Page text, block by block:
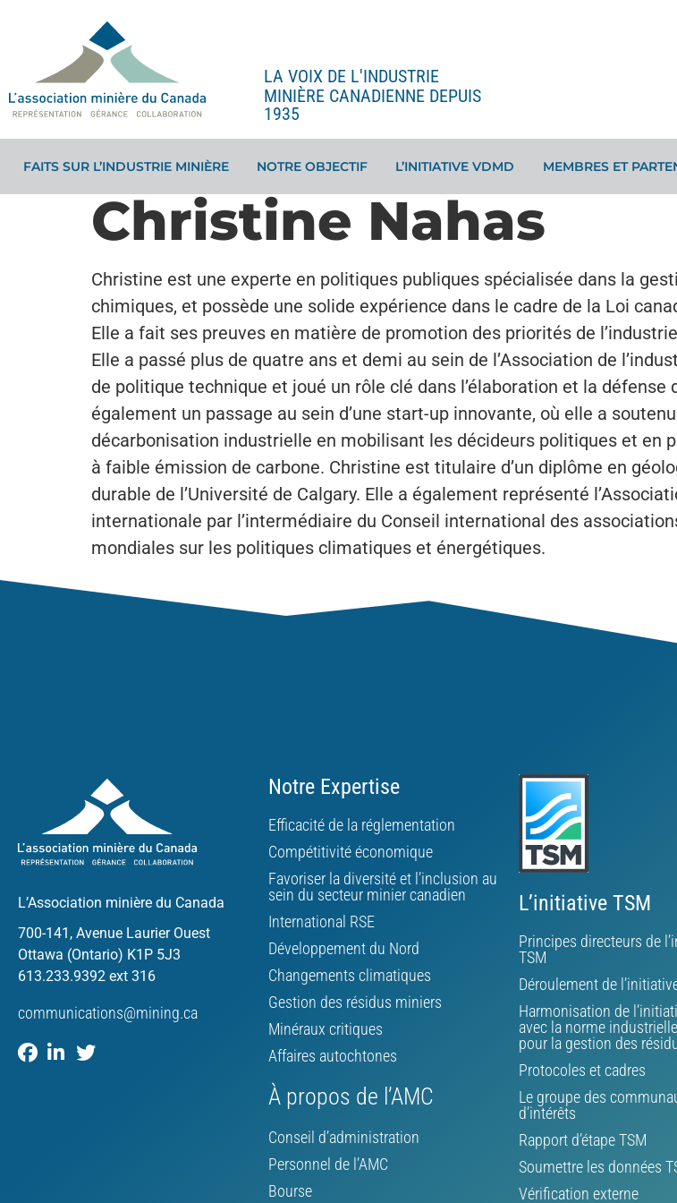
LA VOIX DE L'INDUSTRIE
MINIÈRE CANADIENNE DEPUIS
1935
FAITS SUR L’INDUSTRIE MINIÈRE NOTRE OBJECTIF L’INITIATIVE VDMD MEMBRES ET
Christine Nahas
Christine est une experte en politiques publiques spécialisée dans la
chimiques, et possède une solide expérience dans le cadre de la Loi
Elle a fait ses preuves en matière de promotion des priorités de
Elle a passé plus de quatre ans et demi au sein de l’Association de
de politique technique et joué un rôle clé dans l’élaboration et la
également un passage au sein d’une start-up innovante, où elle a
décarbonisation industrielle en mobilisant les décideurs politiques et en
à faible émission de carbone. Christine est titulaire d’un diplôme en
durable de l’Université de Calgary. Elle a également représenté
internationale par l’intermédiaire du Conseil international des
mondiales sur les politiques climatiques et énergétiques.
L’Association minière du Canada
700-141, Avenue Laurier Ouest
Ottawa (Ontario) K1P 5J3
613.233.9392 ext 316
communications@mining.ca
Notre Expertise
Efficacité de la réglementation
Compétitivité économique
Favoriser la diversité et l’inclusion au
sein du secteur minier canadien
International RSE
Développement du Nord
Changements climatiques
Gestion des résidus miniers
Minéraux critiques
Affaires autochtones
À propos de l’AMC
Conseil d’administration
Personnel de l’AMC
Bourse
L’initiative TSM
Principes directeurs de
TSM
Déroulement de
Harmonisation de
avec la norme
pour la gestion des
Protocoles et cadres
Le groupe des
d’intérêts
Rapport d’étape TSM
Soumettre les données
Vérification externe